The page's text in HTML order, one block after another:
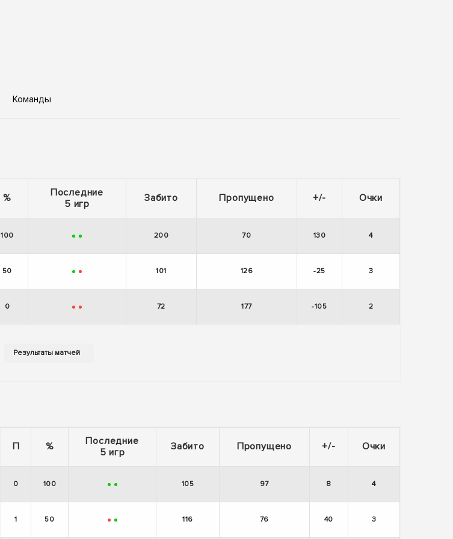
Команды
%
Последние
5 игр
Забито Пропущено +/- Очки
100 + + 200 70 130 4
50 + - 101 126 -25 3
0 - - 72 177 -105 2
П %
Последние
5 игр
Забито Пропущено +/- Очки
0 100 + + 105 97 8 4
1 50 - + 116 76 40 3